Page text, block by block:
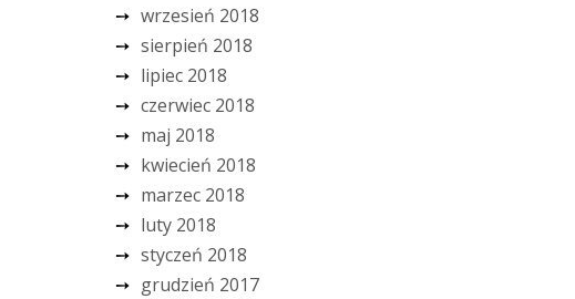
wrzesień 2018
sierpień 2018
lipiec 2018
czerwiec 2018
maj 2018
kwiecień 2018
marzec 2018
luty 2018
styczeń 2018
grudzień 2017